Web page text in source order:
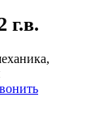
г.в.